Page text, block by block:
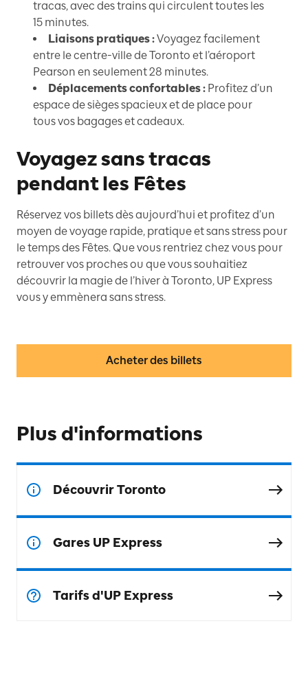
tracas, avec des trains qui circulent toutes les
15 minutes.
Liaisons pratiques :Voyagez facilement
entre le centre-ville de Toronto et l’aéroport
Pearson en seulement 28 minutes.
Déplacements confortables : Profitez d’un
espace de sièges spacieux et de place pour
tous vos bagages et cadeaux.
Voyagez sans tracas
pendant les Fêtes
Réservez vos billets dès aujourd’hui et profitez d’un
moyen de voyage rapide, pratique et sans stress pour
le temps des Fêtes. Que vous rentriez chez vous pour
retrouver vos proches ou que vous souhaitiez
découvrir la magie de l’hiver à Toronto, UP Express
vous y emmènera sans stress.
Acheter des billets
Plus d'informations
Découvrir Toronto
Gares UP Express
Tarifs d'UP Express